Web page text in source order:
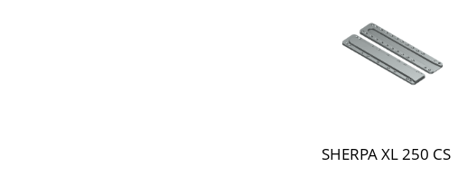
SHERPA XL 250 CS